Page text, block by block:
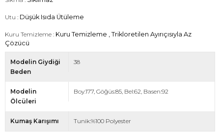
Utu : Düşük Isıda Ütüleme
Kuru Temizleme : Kuru Temizleme , Trikloretilen Ayırıçısıyla Az
Çözücü
Modelin Giydiği
Beden
38
Modelin
Ölcüleri
Boy:177, Göğüs:85, Bel:62, Basen:92
Kumaş Karışımı Tunik:%100 Polyester